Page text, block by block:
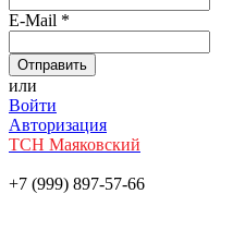
E-Mail *
или
Войти
Авторизация
ТСН Маяковский
+7 (999) 897-57-66